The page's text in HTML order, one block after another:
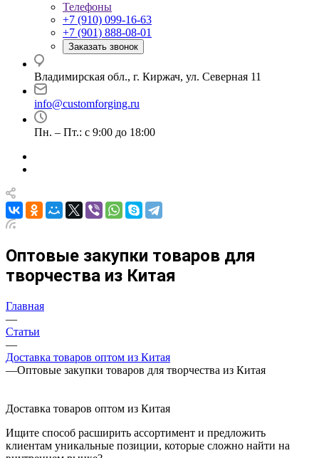
Телефоны
+7 (910) 099-16-63
+7 (901) 888-08-01
Заказать звонок
Владимирская обл., г. Киржач, ул. Северная 11
info@customforging.ru
Пн. – Пт.: с 9:00 до 18:00
Оптовые закупки товаров для
творчества из Китая
Главная
—
Статьи
—
Доставка товаров оптом из Китая
—Оптовые закупки товаров для творчества из Китая
Доставка товаров оптом из Китая
Ищите способ расширить ассортимент и предложить
клиентам уникальные позиции, которые сложно найти на